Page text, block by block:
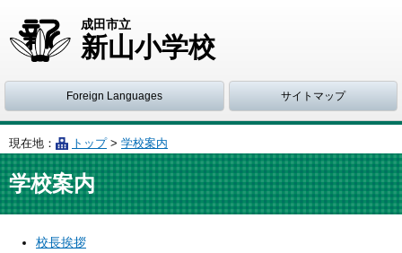
成田市立
新山小学校
Foreign Languages サイトマップ
現在地： トップ> 学校案内
学校案内
校長挨拶